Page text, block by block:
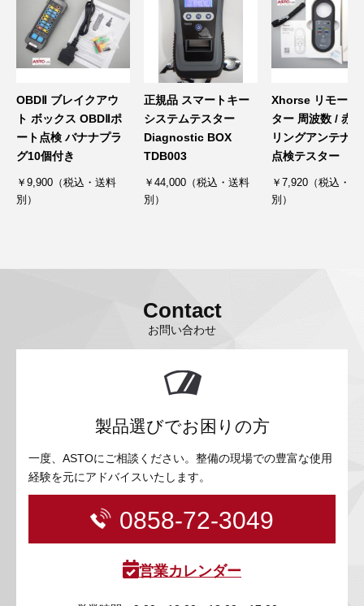
OBDⅡ ブレイクアウ
ト ボックス OBDⅡポ
ート点検 バナナプラ
グ10個付き
￥9,900（税込・送料
別）
正規品 スマートキー
システムテスター
Diagnostic BOX
TDB003
￥44,000（税込・送料
別）
Xhorse リモート
ター 周波数 / 赤
リングアンテナ
点検テスター
￥7,920（税込・送
別）
Contact
お問い合わせ
製品選びでお困りの方
一度、ASTOにご相談ください。整備の現場での豊富な使用
経験を元にアドバイスいたします。
0858-72-3049
営業カレンダー